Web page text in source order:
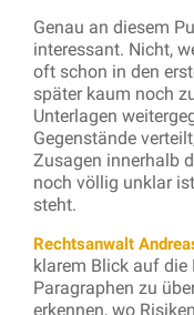
Genau an diesem
interessant. Nicht,
oft schon in den
später kaum noch
Unterlagen
Gegenstände
Zusagen innerhalb
noch völlig unklar
steht.
Rechtsanwalt
klarem Blick auf die
Paragraphen zu
erkennen, wo